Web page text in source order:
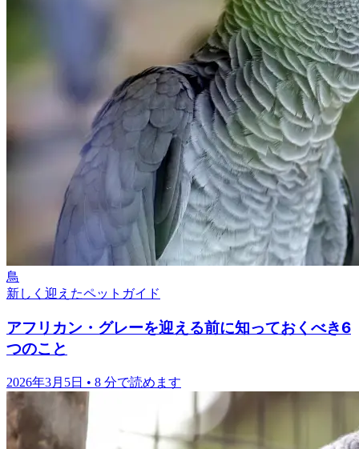
鳥
新しく迎えたペットガイド
アフリカン・グレーを迎える前に知っておくべき6
つのこと
2026年3月5日 • 8 分で読めます